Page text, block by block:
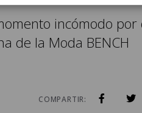
incómodo por
de la Moda BENCH
COMPARTIR: